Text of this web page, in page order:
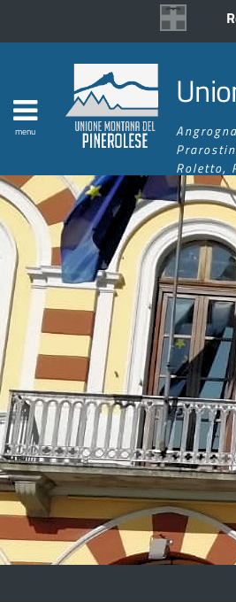
menu
Roletto,
Pellice